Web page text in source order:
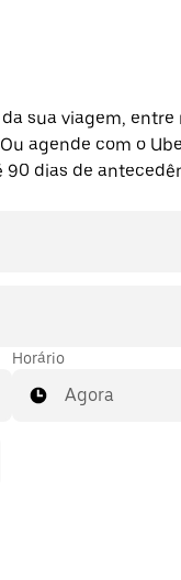
sua viagem, entre
agende com o
dias de
Horário
Agora